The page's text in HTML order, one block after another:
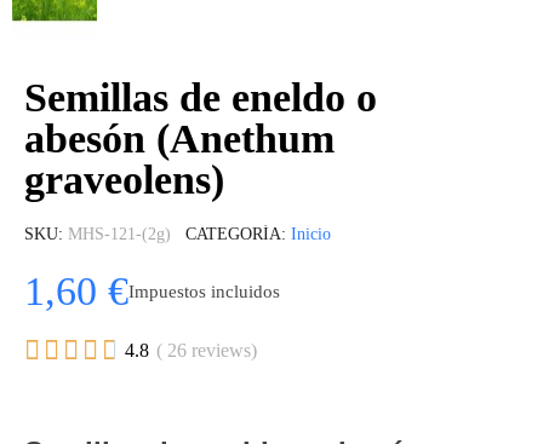
Semillas de eneldo o
abesón (Anethum
graveolens)
SKU MHS-121-(2g) CATEGORÍA Inicio
1,60 €Impuestos incluidos
     4.8 ( 26 reviews)